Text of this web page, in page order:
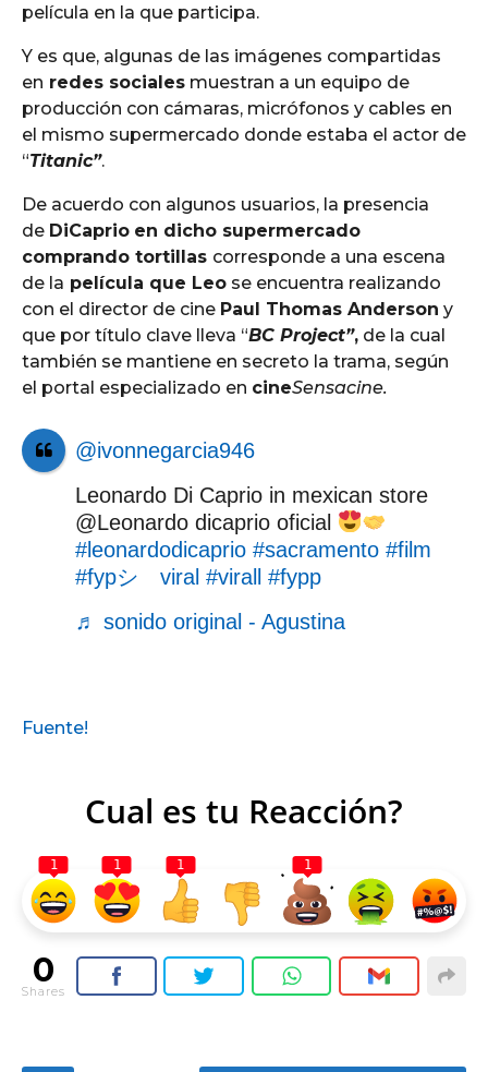
película en la que participa.
Y es que, algunas de las imágenes compartidas
en redes sociales muestran a un equipo de
producción con cámaras, micrófonos y cables en
el mismo supermercado donde estaba el actor de
“Titanic”.
De acuerdo con algunos usuarios, la presencia
de DiCaprio en dicho supermercado
comprando tortillas corresponde a una escena
de la película que Leo se encuentra realizando
con el director de cine Paul Thomas Anderson y
que por título clave lleva “BC Project”, de la cual
también se mantiene en secreto la trama, según
el portal especializado en cineSensacine.
@ivonnegarcia946
Leonardo Di Caprio in mexican store
@Leonardo dicaprio oficial
#leonardodicaprio #sacramento #film
#fypシ゚viral #virall
#fypp
♬ sonido original - Agustina
Fuente!
Cual es tu Reacción?
1 1 1 1
0
Shares